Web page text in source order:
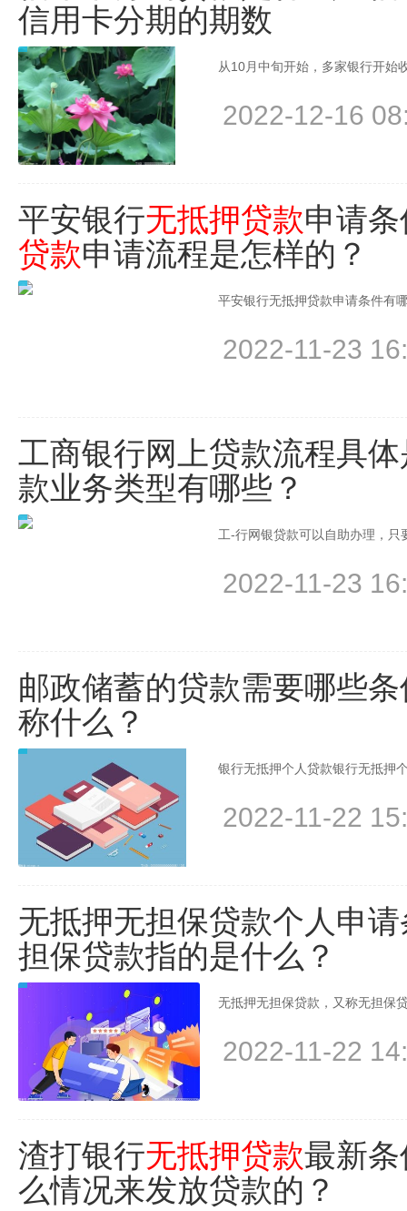
信用卡分期的期数
从10月中旬开始，多家银行开始
2022-12-16
平安银行无抵押贷款申请
贷款申请流程是怎样的？
平安银行无抵押贷款申请条件有
2022-11-23
工商银行网上贷款流程具
款业务类型有哪些？
工-行网银贷款可以自助办理，
2022-11-23
邮政储蓄的贷款需要哪些
称什么？
银行无抵押个人贷款银行无抵押
2022-11-22
无抵押无担保贷款个人申
担保贷款指的是什么？
无抵押无担保贷款，又称无担保
2022-11-22
渣打银行无抵押贷款最新
么情况来发放贷款的？